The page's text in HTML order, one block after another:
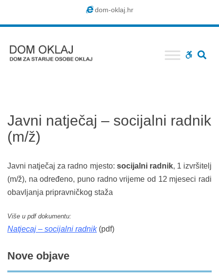
dom-oklaj.hr
WCAG
Javni natječaj – socijalni radnik
(m/ž)
Javni natječaj za radno mjesto: socijalni radnik, 1 izvršitelj
(m/ž), na određeno, puno radno vrijeme od 12 mjeseci radi
obavljanja pripravničkog staža
Više u pdf dokumentu:
Natjecaj – socijalni radnik(pdf)
Nove objave